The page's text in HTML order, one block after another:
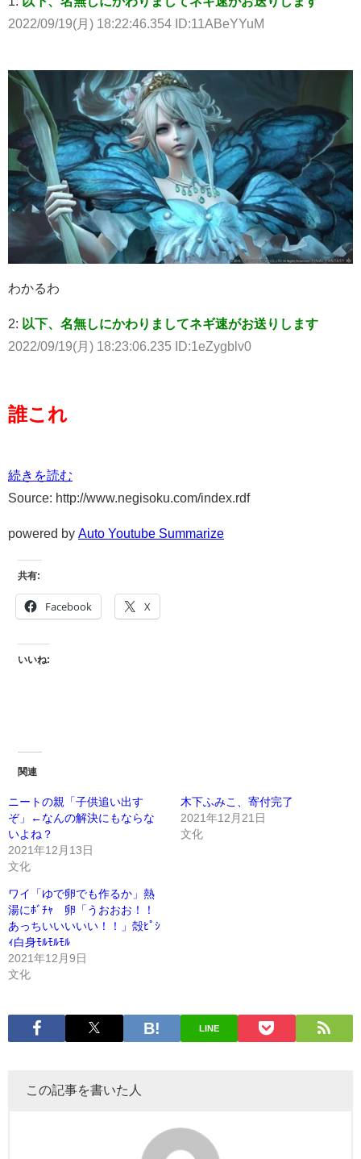
2022/09/19(月) 18:22:46.354 ID:11ABeYYuM
わかるわ
2: 以下、名無しにかわりましてネギ速がお送りします
2022/09/19(月) 18:23:06.235 ID:1eZygblv0
誰これ
続きを読む
Source: http://www.negisoku.com/index.rdf
powered by Auto Youtube Summarize
共有:
Facebook X
いいね:
関連
ニートの親「子供追い出す
ぞ」←なんの解決にもならな
いよね？
2021年12月13日
文化
木下ふみこ、寄付完了
2021年12月21日
文化
ワイ「ゆで卵でも作るか」熱
湯にﾎﾞﾁｬ 卵「うおおお！！
あっちいいいいい！！」殻ﾋﾟｼ
ｨ白身ﾓﾙﾓﾙﾓﾙ
2021年12月9日
文化
LINE
この記事を書いた人